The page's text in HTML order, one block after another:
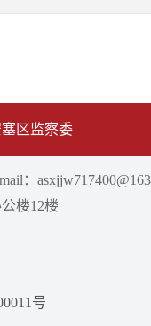
区监察委
：
楼12楼
号